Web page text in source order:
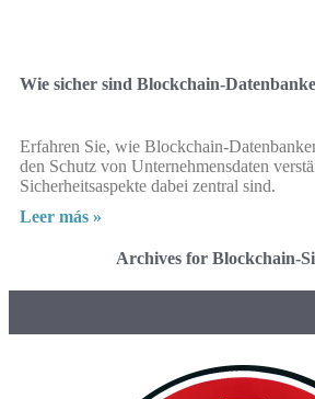
Wie sicher sind Blockchain-
Erfahren Sie, wie Blockchain-
den Schutz von Unternehmensdaten
Sicherheitsaspekte dabei zentral sind.
Leer más »
Archives for Blockchain-